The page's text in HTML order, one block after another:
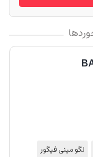
لگو مینی فیگور